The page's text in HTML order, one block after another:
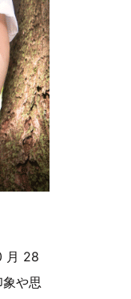
月 28
や思